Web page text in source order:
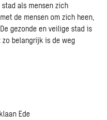
als mensen zich
de mensen om zich heen,
gezonde en veilige stad is
belangrijk is de weg